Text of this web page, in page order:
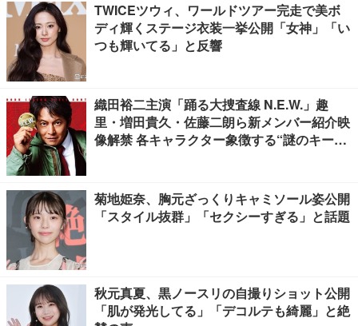
TWICEツウィ、ワールドツアー完走で美ボ
ディ輝くステージ衣装一挙公開「女神」「い
つも輝いてる」と反響
織田裕二主演「踊る大捜査線 N.E.W.」趣
里・増田貴久・佐藤二朗ら新メンバー紹介映
像解禁 各キャラクター象徴する“謎のキーワ
菊地姫奈、胸元ざっくりキャミソール姿公開
「スタイル抜群」「セクシーすぎる」と話題
秋元真夏、黒ノースリの自撮りショット公開
「肌が発光してる」「デコルテも綺麗」と絶